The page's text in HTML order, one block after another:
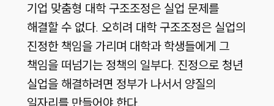
기업 맞춤형 대학 구조조정은 실업 문제를
해결할 수 없다. 오히려 대학 구조조정은 실업의
진정한 책임을 가리며 대학과 학생들에게 그
책임을 떠넘기는 정책의 일부다. 진정으로 청년
실업을 해결하려면 정부가 나서서 양질의
일자리를 만들어야 한다.